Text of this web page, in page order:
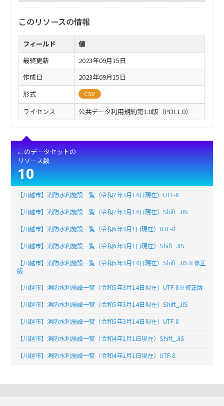
このリソースの情報
フィールド
値
最終更新
2023年09月15日
作成日
2023年09月15日
形式
CSV
ライセンス 公共データ利用規約第1.0版（PDL1.0）
このデータセットの
リソース数
10
【川越市】消防水利施設一覧（令和7年3月14日現在）UTF-8
【川越市】消防水利施設一覧（令和7年3月14日現在）Shift_JIS
【川越市】消防水利施設一覧（令和6年3月1日現在）UTF-8
【川越市】消防水利施設一覧（令和6年3月1日現在）Shift_JIS
【川越市】消防水利施設一覧（令和5年3月14日現在）Shift_JIS※修正
版
【川越市】消防水利施設一覧（令和5年3月14日現在）UTF-8※修正版
【川越市】消防水利施設一覧（令和5年3月14日現在）Shift_JIS
【川越市】消防水利施設一覧（令和5年3月14日現在）UTF-8
【川越市】消防水利施設一覧（令和4年1月1日現在）Shift_JIS
【川越市】消防水利施設一覧（令和4年1月1日現在）UTF-8